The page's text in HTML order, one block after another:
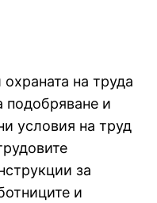
на труда
подобряване и
условия на труд
за
и